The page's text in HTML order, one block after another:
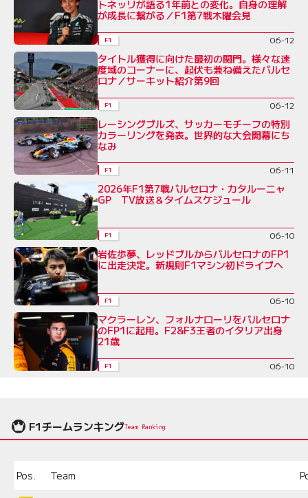
トネッリが語る1年前との変化。自身の理解
が成長に繋がる／F1第7戦木曜会見
F1 06-12
タイトル獲得に向けた最初の関門。様々な速
度域のコーナーに、起伏も兼ね備えたバルセ
ロナ／サーキット紹介第9回
F1 06-12
レーシングブルズ、サッカーモチーフの特別
カラーリングを発表。世界的な大会開幕にち
なみ
F1 06-11
2026年F1第7戦バルセロナ・カタルーニャ
GP TV放送＆タイムスケジュール
F1 06-10
岩佐歩夢、レッドブルからバルセロナのFP1
に出走決定。新規則F1マシン初ドライブへ
F1 06-10
マクラーレン、フォルナローリをバルセロナ
のFP1に起用。F2&F3王者のイタリア出身
21歳
F1 06-10
F1チームランキングTeam Ranking
Pos. Team